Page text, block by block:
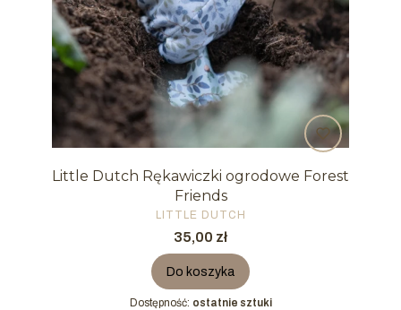
Little Dutch Rękawiczki ogrodowe Forest
Friends
PRODUCENT
LITTLE DUTCH
Cena
35,00 zł
Do koszyka
Dostępność: ostatnie sztuki